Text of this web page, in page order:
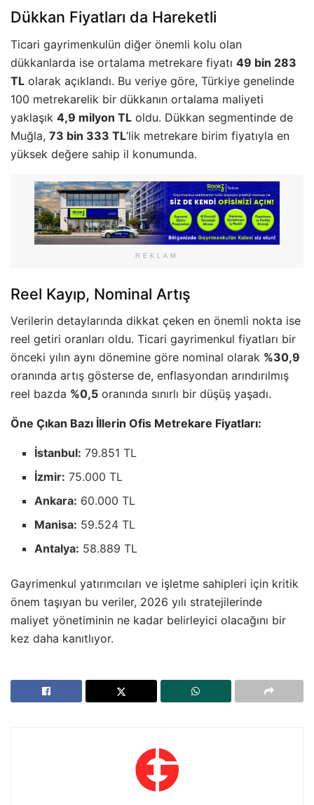
Dükkan Fiyatları da Hareketli
Ticari gayrimenkulün diğer önemli kolu olan
dükkanlarda ise ortalama metrekare fiyatı 49 bin 283
TL olarak açıklandı. Bu veriye göre, Türkiye genelinde
100 metrekarelik bir dükkanın ortalama maliyeti
yaklaşık 4,9 milyon TL oldu. Dükkan segmentinde de
Muğla, 73 bin 333 TL’lik metrekare birim fiyatıyla en
yüksek değere sahip il konumunda.
REKLAM
Reel Kayıp, Nominal Artış
Verilerin detaylarında dikkat çeken en önemli nokta ise
reel getiri oranları oldu. Ticari gayrimenkul fiyatları bir
önceki yılın aynı dönemine göre nominal olarak %30,9
oranında artış gösterse de, enflasyondan arındırılmış
reel bazda %0,5 oranında sınırlı bir düşüş yaşadı.
Öne Çıkan Bazı İllerin Ofis Metrekare Fiyatları:
İstanbul: 79.851 TL
İzmir: 75.000 TL
Ankara: 60.000 TL
Manisa: 59.524 TL
Antalya: 58.889 TL
Gayrimenkul yatırımcıları ve işletme sahipleri için kritik
önem taşıyan bu veriler, 2026 yılı stratejilerinde
maliyet yönetiminin ne kadar belirleyici olacağını bir
kez daha kanıtlıyor.